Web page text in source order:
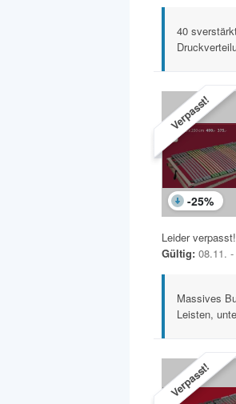
40
Verpasst!
-25%
Leider verpasst!
Gültig: 08.11.
Massives
Leisten,
Verpasst!